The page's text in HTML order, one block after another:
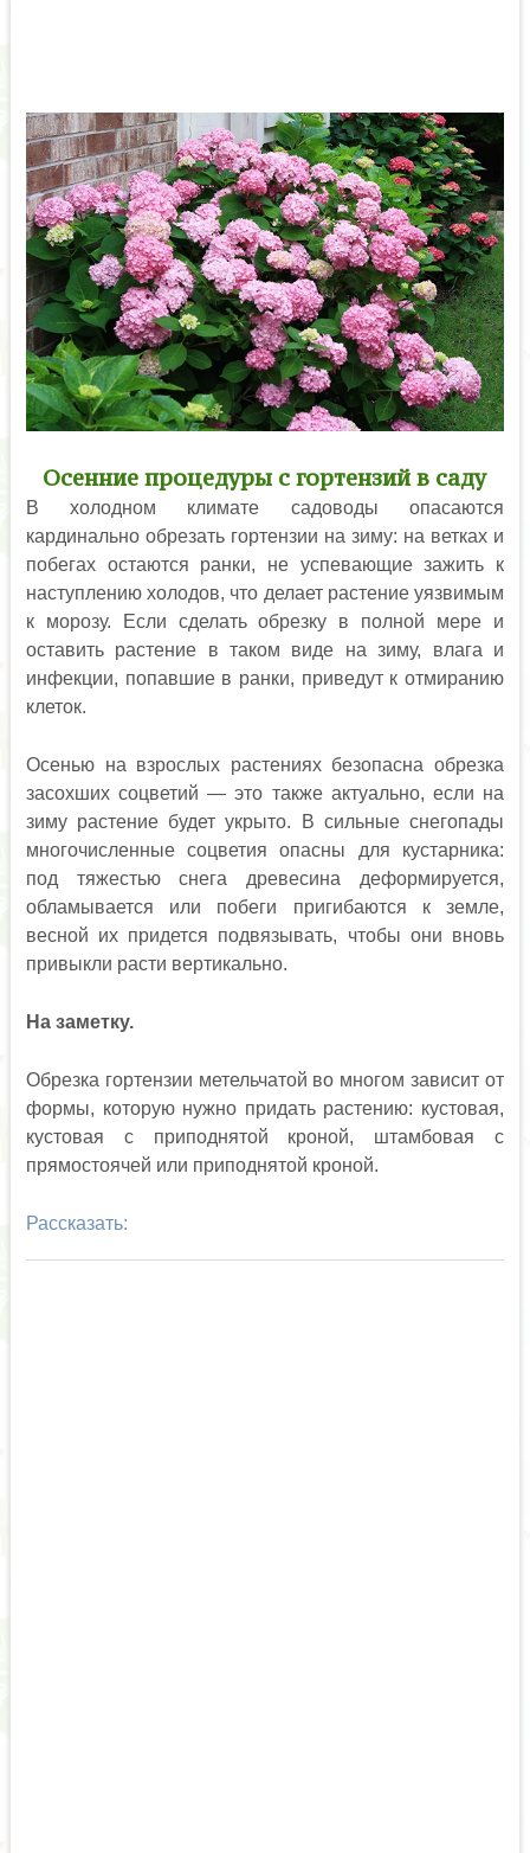
Осенние процедуры с гортензий в саду
В холодном климате садоводы опасаются
кардинально обрезать гортензии на зиму: на ветках и
побегах остаются ранки, не успевающие зажить к
наступлению холодов, что делает растение уязвимым
к морозу. Если сделать обрезку в полной мере и
оставить растение в таком виде на зиму, влага и
инфекции, попавшие в ранки, приведут к отмиранию
клеток.
Осенью на взрослых растениях безопасна обрезка
засохших соцветий — это также актуально, если на
зиму растение будет укрыто. В сильные снегопады
многочисленные соцветия опасны для кустарника:
под тяжестью снега древесина деформируется,
обламывается или побеги пригибаются к земле,
весной их придется подвязывать, чтобы они вновь
привыкли расти вертикально.
На заметку.
Обрезка гортензии метельчатой во многом зависит от
формы, которую нужно придать растению: кустовая,
кустовая с приподнятой кроной, штамбовая с
прямостоячей или приподнятой кроной.
Рассказать: